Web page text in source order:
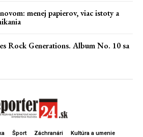
menej papierov, viac istoty a
Rock Generations. Album No. 10 sa
Šport Záchranári
Kultúra a umenie